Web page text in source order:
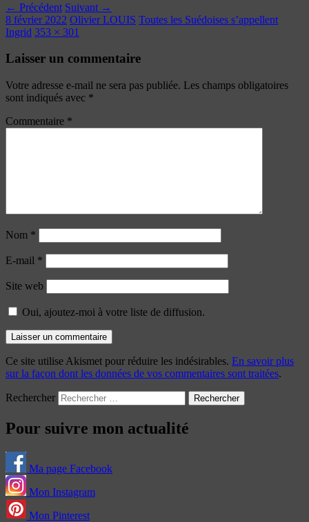
← Précédent Suivant →
8 février 2022 Olivier LOUIS Toutes les Suédoises s’appellent
Ingrid 353 × 301
Laisser un commentaire
Votre adresse e-mail ne sera pas publiée. Les champs obligatoires
sont indiqués avec *
Commentaire *
Nom *
E-mail *
Site web
Oui, ajoutez-moi à votre liste de diffusion.
Ce site utilise Akismet pour réduire les indésirables. En savoir plus
sur la façon dont les données de vos commentaires sont traitées.
Rechercher
Pour suivre mon actualité
Ma page Facebook
Mon Instagram
Mon Pinterest